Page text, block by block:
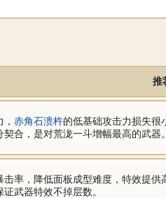
推
赤角石溃杵的低基础攻击力损失很
合，是对荒泷一斗增幅最高的武器。
击率，降低面板成型难度，特效提
武器特效不掉层数。